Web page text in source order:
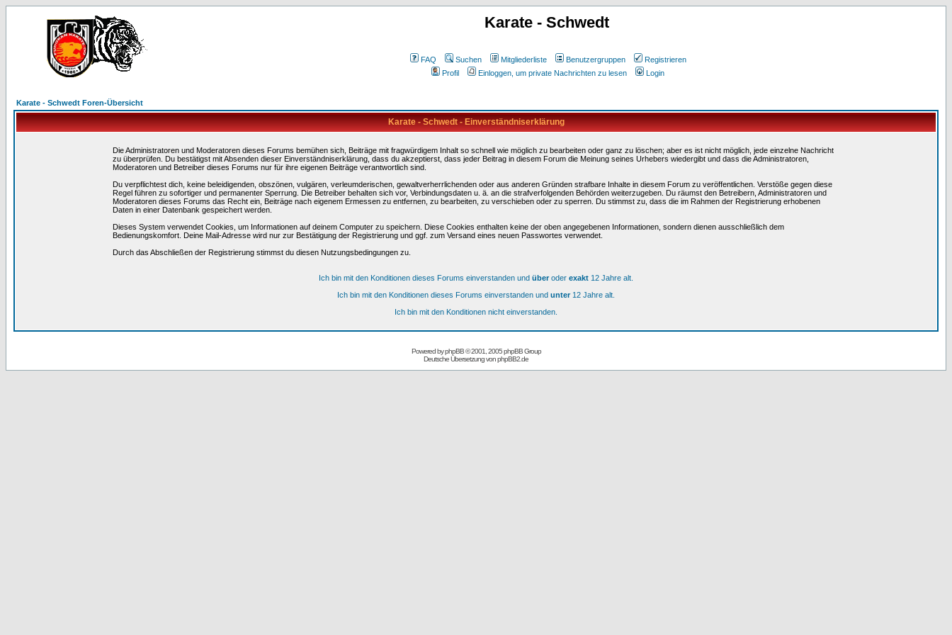
Karate - Schwedt
FAQ Suchen Mitgliederliste Benutzergruppen
Registrieren
Profil
Einloggen, um private Nachrichten zu lesen Login
Karate - Schwedt Foren-Übersicht
Karate - Schwedt - Einverständniserklärung
Die Administratoren und Moderatoren dieses Forums bemühen sich, Beiträge mit fragwürdigem Inhalt so schnell wie möglich zu bearbeiten oder ganz zu löschen; aber es ist nicht möglich, jede einzelne Nachricht
zu überprüfen. Du bestätigst mit Absenden dieser Einverständniserklärung, dass du akzeptierst, dass jeder Beitrag in diesem Forum die Meinung seines Urhebers wiedergibt und dass die Administratoren,
Moderatoren und Betreiber dieses Forums nur für ihre eigenen Beiträge verantwortlich sind.
Du verpflichtest dich, keine beleidigenden, obszönen, vulgären, verleumderischen, gewaltverherrlichenden oder aus anderen Gründen strafbare Inhalte in diesem Forum zu veröffentlichen. Verstöße gegen diese
Regel führen zu sofortiger und permanenter Sperrung. Die Betreiber behalten sich vor, Verbindungsdaten u. ä. an die strafverfolgenden Behörden weiterzugeben. Du räumst den Betreibern, Administratoren und
Moderatoren dieses Forums das Recht ein, Beiträge nach eigenem Ermessen zu entfernen, zu bearbeiten, zu verschieben oder zu sperren. Du stimmst zu, dass die im Rahmen der Registrierung erhobenen
Daten in einer Datenbank gespeichert werden.
Dieses System verwendet Cookies, um Informationen auf deinem Computer zu speichern. Diese Cookies enthalten keine der oben angegebenen Informationen, sondern dienen ausschließlich dem
Bedienungskomfort. Deine Mail-Adresse wird nur zur Bestätigung der Registrierung und ggf. zum Versand eines neuen Passwortes verwendet.
Durch das Abschließen der Registrierung stimmst du diesen Nutzungsbedingungen zu.
Ich bin mit den Konditionen dieses Forums einverstanden und überoder exakt 12 Jahre alt.
Ich bin mit den Konditionen dieses Forums einverstanden und unter12 Jahre alt.
Ich bin mit den Konditionen nicht einverstanden.
Powered byphpBB© 2001, 2005 phpBB Group
Deutsche Übersetzung vonphpBB2.de